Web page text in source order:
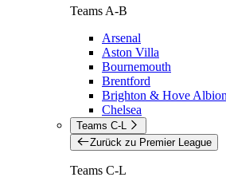
Teams A-B
Arsenal
Aston Villa
Bournemouth
Brentford
Brighton & Hove Albion
Chelsea
Teams C-L
Zurück zu Premier League
Teams C-L